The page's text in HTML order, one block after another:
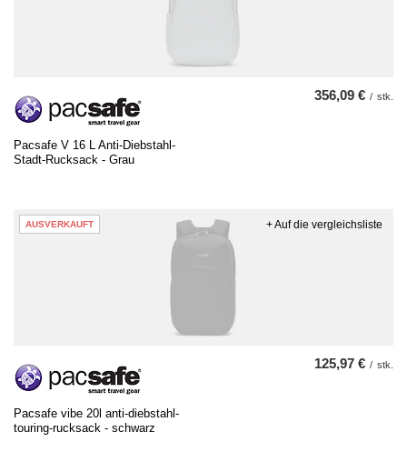
Pacsafe V 16 L Anti-Diebstahl-
Stadt-Rucksack - Grau
356,09 € / stk.
AUSVERKAUFT
Pacsafe vibe 20l anti-diebstahl-
touring-rucksack - schwarz
125,97 € / stk.
+ Auf die vergleichsliste